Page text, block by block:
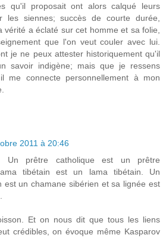
qu'il proposait ont alors calqué leurs
les siennes; succès de courte durée,
vérité a éclaté sur cet homme et sa folie,
que l'on veut couler avec lui.
je ne peux attester historiquement qu'il
savoir indigène; mais que je ressens
me connecte personnellement à mon
2011 à 20:46
Un prêtre catholique est un prêtre
tibétain est un lama tibétain. Un
est un chamane sibérien et sa lignée est
Et on nous dit que tous les liens
crédibles, on évoque même Kasparov